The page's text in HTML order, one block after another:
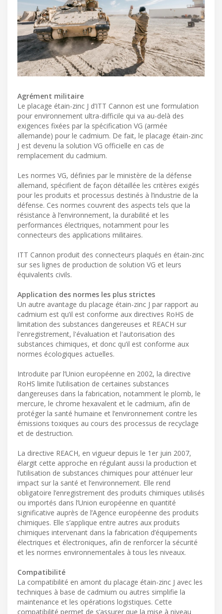
Agrément militaire
Le placage étain-zinc J d’ITT Cannon est une formulation
pour environnement ultra-difficile qui va au-delà des
exigences fixées par la spécification VG (armée
allemande) pour le cadmium. De fait, le placage étain-zinc
J est devenu la solution VG officielle en cas de
remplacement du cadmium.
Les normes VG, définies par le ministère de la défense
allemand, spécifient de façon détaillée les critères exigés
pour les produits et processus destinés à l’industrie de la
défense. Ces normes couvrent des aspects tels que la
résistance à l’environnement, la durabilité et les
performances électriques, notamment pour les
connecteurs des applications militaires.
ITT Cannon produit des connecteurs plaqués en étain-zinc
sur ses lignes de production de solution VG et leurs
équivalents civils.
Application des normes les plus strictes
Un autre avantage du placage étain-zinc J par rapport au
cadmium est qu’il est conforme aux directives RoHS de
limitation des substances dangereuses et REACH sur
l'enregistrement, l'évaluation et l'autorisation des
substances chimiques, et donc qu’il est conforme aux
normes écologiques actuelles.
Introduite par l’Union européenne en 2002, la directive
RoHS limite l’utilisation de certaines substances
dangereuses dans la fabrication, notamment le plomb, le
mercure, le chrome hexavalent et le cadmium, afin de
protéger la santé humaine et l’environnement contre les
émissions toxiques au cours des processus de recyclage
et de destruction.
La directive REACH, en vigueur depuis le 1er juin 2007,
élargit cette approche en régulant aussi la production et
l’utilisation de substances chimiques pour atténuer leur
impact sur la santé et l’environnement. Elle rend
obligatoire l’enregistrement des produits chimiques utilisés
ou importés dans l’Union européenne en quantité
significative auprès de l’Agence européenne des produits
chimiques. Elle s’applique entre autres aux produits
chimiques intervenant dans la fabrication d’équipements
électriques et électroniques, afin de renforcer la sécurité
et les normes environnementales à tous les niveaux.
Compatibilité
La compatibilité en amont du placage étain-zinc J avec les
techniques à base de cadmium ou autres simplifie la
maintenance et les opérations logistiques. Cette
compatibilité permet de s’assurer que la mise à niveau